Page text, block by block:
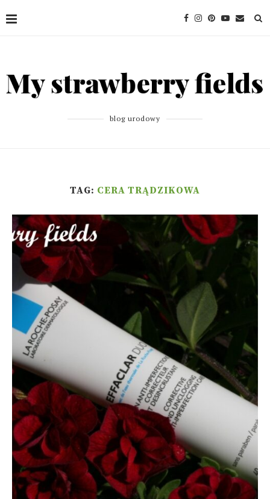
blog urodowy
TAG: CERA TRĄDZIKOWA